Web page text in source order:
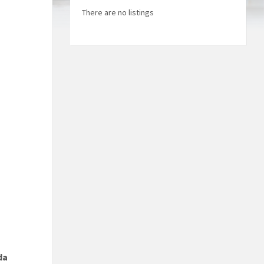
There are no listings